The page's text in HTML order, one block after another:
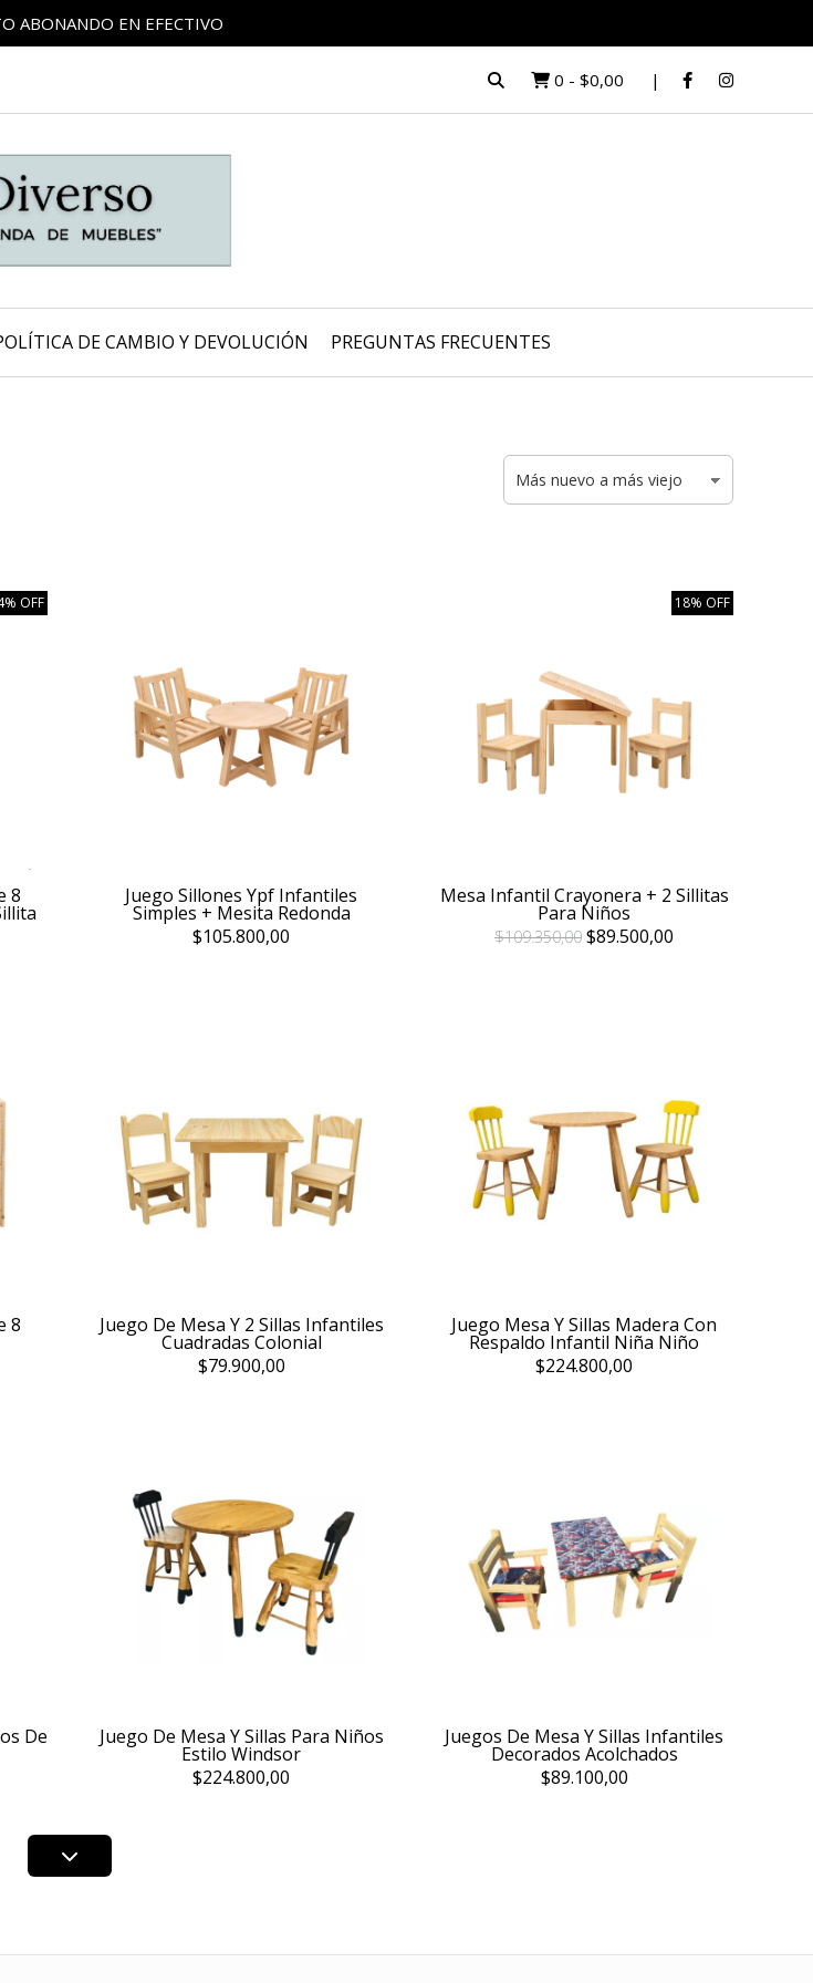
ABONANDO EN EFECTIVO
0 - $0,00
DE CAMBIO Y DEVOLUCIÓN PREGUNTAS FRECUENTES
OFF
8 Juego Sillones Ypf Infantiles
Simples + Mesita Redonda
$105.800,00
18% OFF
Mesa Infantil Crayonera + 2 Sillitas
Para Niños
$109.350,00 $89.500,00
8 Juego De Mesa Y 2 Sillas Infantiles
Cuadradas Colonial
$79.900,00
Juego Mesa Y Sillas Madera Con
Respaldo Infantil Niña Niño
$224.800,00
De Juego De Mesa Y Sillas Para Niños
Estilo Windsor
$224.800,00
Juegos De Mesa Y Sillas Infantiles
Decorados Acolchados
$89.100,00